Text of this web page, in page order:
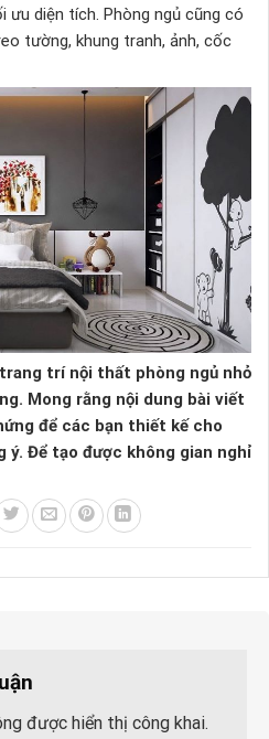
diện tích. Phòng ngủ cũng có
tường, khung tranh, ảnh, cốc
trí nội thất phòng ngủ nhỏ
Mong rằng nội dung bài viết
để các bạn thiết kế cho
ý. Để tạo được không gian nghỉ
được hiển thị công khai.